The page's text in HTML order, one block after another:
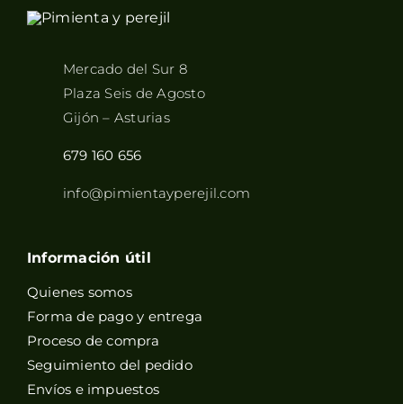
Mercado del Sur 8
Plaza Seis de Agosto
Gijón – Asturias
679 160 656
info@pimientayperejil.com
Información útil
Quienes somos
Forma de pago y entrega
Proceso de compra
Seguimiento del pedido
Envíos e impuestos